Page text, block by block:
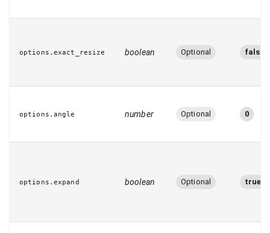
options.exact_resize boolean Optional false
options.angle number Optional 0
options.expand boolean Optional true